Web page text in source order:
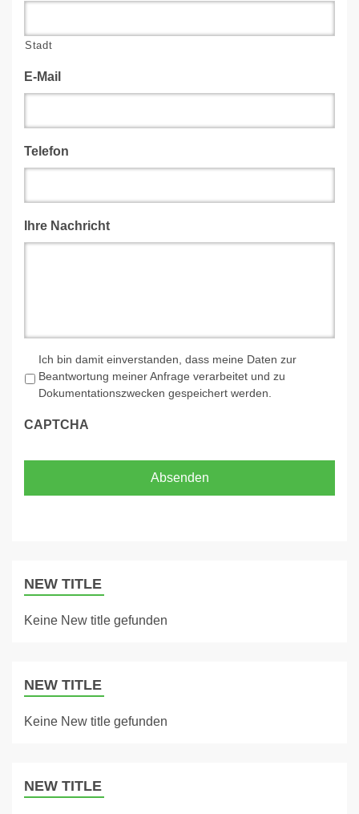
Stadt
E-Mail
Telefon
Ihre Nachricht
Ich bin damit einverstanden, dass meine Daten zur
Beantwortung meiner Anfrage verarbeitet und zu
Dokumentationszwecken gespeichert werden.
CAPTCHA
NEW TITLE
Keine New title gefunden
NEW TITLE
Keine New title gefunden
NEW TITLE